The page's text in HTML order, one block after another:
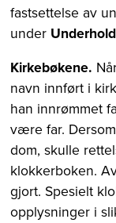
fastsettelse av
under
Kirkebøkene.
navn innført i
han innrømmet
være far.
dom, skulle
klokkerboken.
gjort. Spesielt
opplysninger i